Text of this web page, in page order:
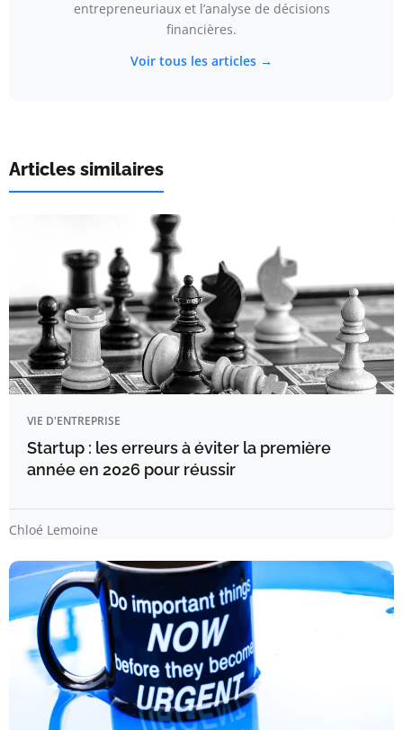
entrepreneuriaux et l’analyse de décisions
financières.
Voir tous les articles →
Articles similaires
VIE D'ENTREPRISE
Startup : les erreurs à éviter la première
année en 2026 pour réussir
Chloé Lemoine